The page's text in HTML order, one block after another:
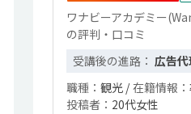
ワナビーアカデミー
の評判・口コミ
受講後の進路： 広告
職種： 観光 / 在籍情報：
投稿者： 20代女性